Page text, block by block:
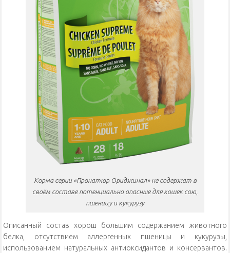
Корма серии «Пронатюр Ориджинал» не содержат в
своём составе потенциально опасные для кошек сою,
пшеницу и кукурузу
Описанный состав хорош большим содержанием животного
белка, отсутствием аллергенных пшеницы и кукурузы,
использованием натуральных антиоксидантов и консервантов.